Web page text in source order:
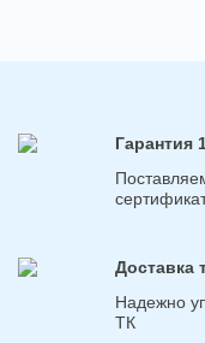
Гарантия
Доставка
Надежно
ТК